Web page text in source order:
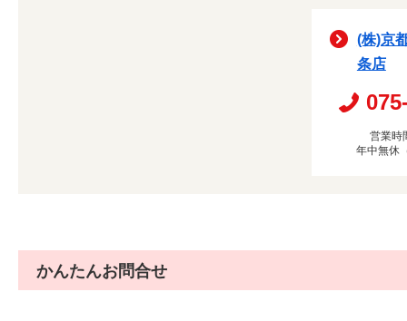
(株)京
条店
営業時
年中無休
かんたんお問合せ